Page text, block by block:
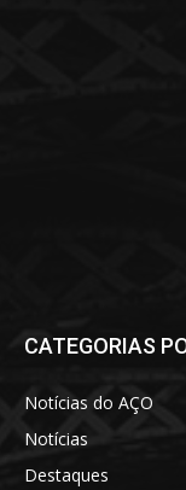
CATEGORIAS
Notícias do AÇO
Notícias
Destaques